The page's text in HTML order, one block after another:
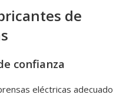
de
confianza
eléctricas adecuado